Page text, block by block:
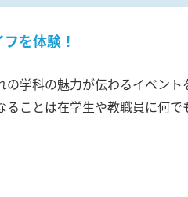
を体験！
の学科の魅力が伝わるイベン
ることは在学生や教職員に何